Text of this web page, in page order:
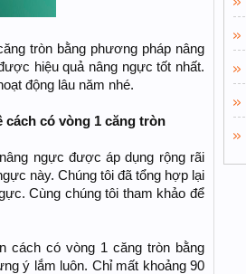
tròn bằng phương pháp nâng
hiệu quả nâng ngực tốt nhất.
động lâu năm nhé.
cách có vòng 1 căng tròn
ngực được áp dụng rộng rãi
này. Chúng tôi đã tổng hợp lại
Cùng chúng tôi tham khảo để
cách có vòng 1 căng tròn bằng
ý lắm luôn. Chỉ mất khoảng 90